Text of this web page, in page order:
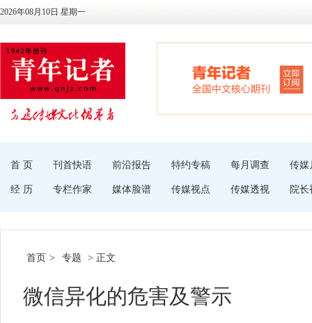
2026年08月10日 星期一
首 页 刊首快语 前沿报告 特约专稿 每月调查 传媒
经 历 专栏作家 媒体脸谱 传媒视点 传媒透视 院长
首页 > 专题 > 正文
微信异化的危害及警示